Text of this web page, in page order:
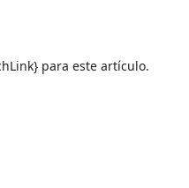
para este artículo.